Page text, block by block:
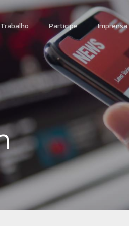
Participe Imprensa